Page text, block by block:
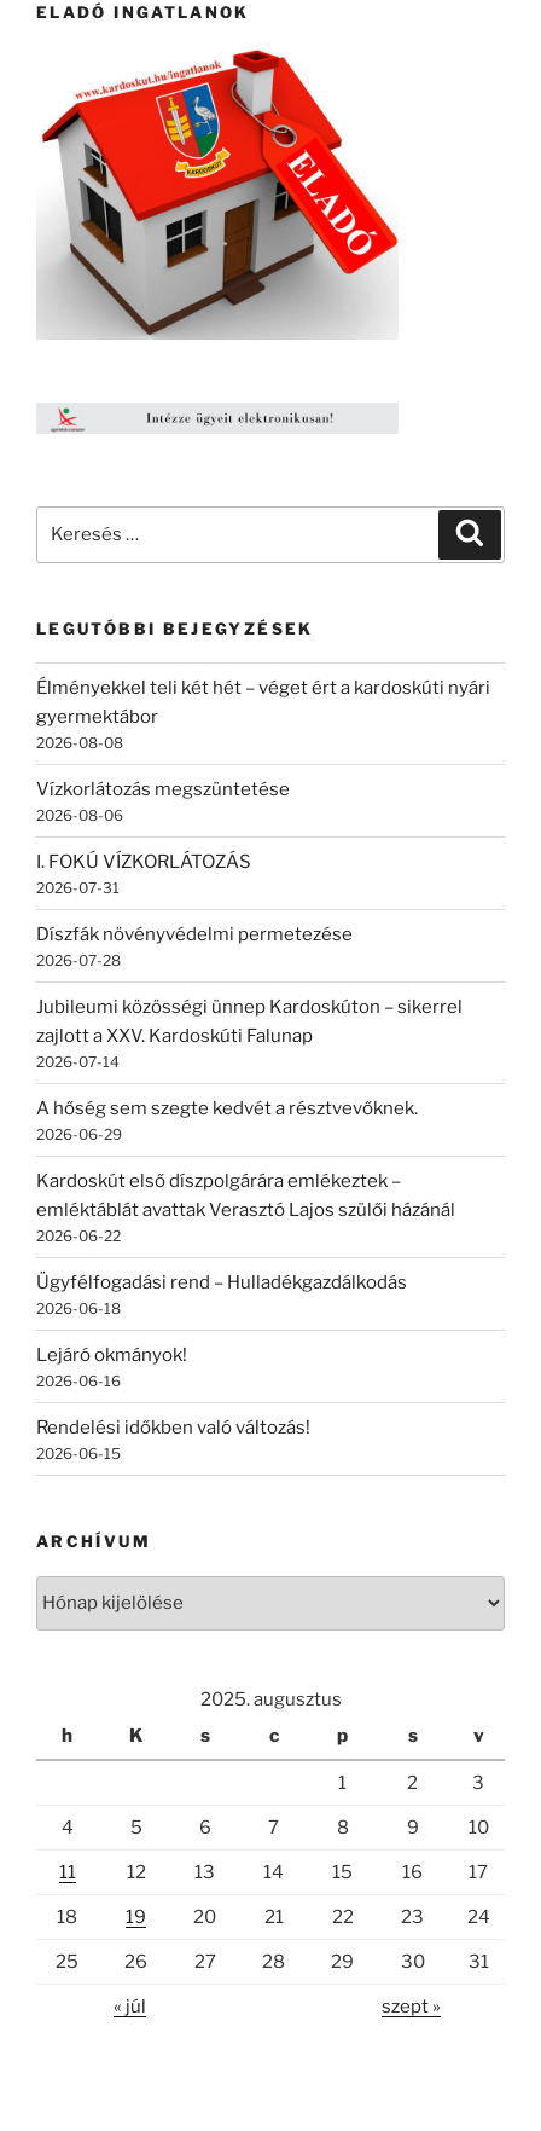
ELADÓ INGATLANOK
LEGUTÓBBI BEJEGYZÉSEK
Élményekkel teli két hét – véget ért a kardoskúti nyári
gyermektábor
2026-08-08
Vízkorlátozás megszüntetése
2026-08-06
I. FOKÚ VÍZKORLÁTOZÁS
2026-07-31
Díszfák növényvédelmi permetezése
2026-07-28
Jubileumi közösségi ünnep Kardoskúton – sikerrel
zajlott a XXV. Kardoskúti Falunap
2026-07-14
A hőség sem szegte kedvét a résztvevőknek.
2026-06-29
Kardoskút első díszpolgárára emlékeztek –
emléktáblát avattak Verasztó Lajos szülői házánál
2026-06-22
Ügyfélfogadási rend – Hulladékgazdálkodás
2026-06-18
Lejáró okmányok!
2026-06-16
Rendelési időkben való változás!
2026-06-15
ARCHÍVUM
2025. augusztus
h
K s c p s v
1 2 3
4 5 6 7 8 9 10
11 12 13 14 15 16 17
18 19 20 21 22 23 24
25 26 27 28 29 30 31
« júl szept »